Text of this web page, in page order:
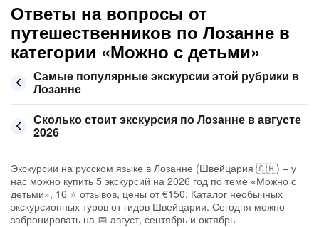
Ответы на вопросы от
путешественников по Лозанне в
категории «Можно с детьми»
Самые популярные экскурсии этой рубрики в
Лозанне
Сколько стоит экскурсия по Лозанне в августе
2026
Экскурсии на русском языке в Лозанне (Швейцария 🇨🇭) – у
нас можно купить 5 экскурсий на 2026 год по теме «Можно с
детьми», 16 ⭐ отзывов, цены от €150. Каталог необычных
экскурсионных туров от гидов Швейцарии. Сегодня можно
забронировать на 📅 август, сентябрь и октябрь